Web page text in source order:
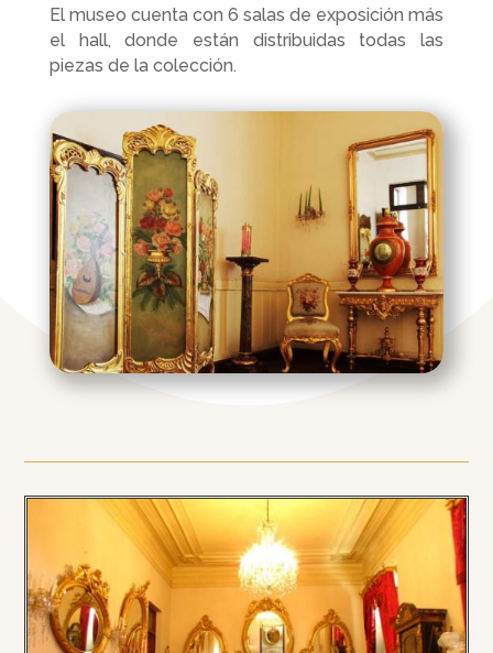
El museo cuenta con 6 salas de exposición más
el hall, donde están distribuidas todas las
piezas de la colección.